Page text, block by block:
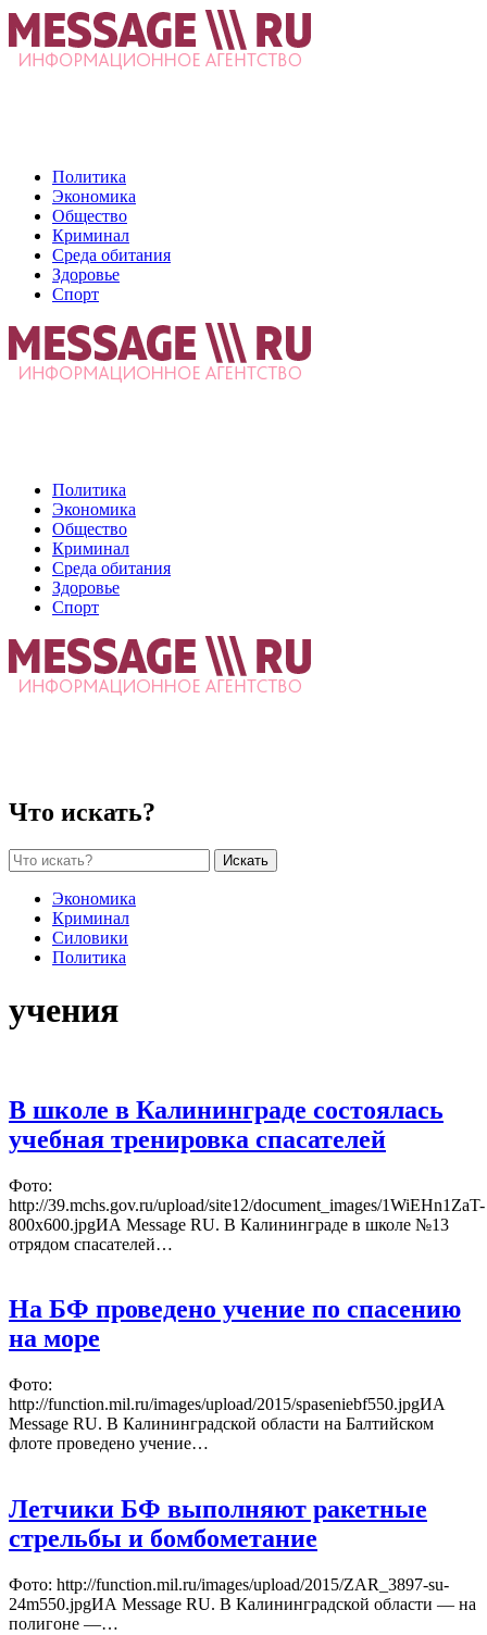
Политика
Экономика
Общество
Криминал
Среда обитания
Здоровье
Спорт
Политика
Экономика
Общество
Криминал
Среда обитания
Здоровье
Спорт
Что искать?
Искать
Экономика
Криминал
Силовики
Политика
учения
В школе в Калининграде состоялась
учебная тренировка спасателей
Фото:
http://39.mchs.gov.ru/upload/site12/document_images/1WiEHn1ZaT-
800x600.jpgИА Message RU. В Калининграде в школе №13
отрядом спасателей…
На БФ проведено учение по спасению
на море
Фото:
http://function.mil.ru/images/upload/2015/spaseniebf550.jpgИА
Message RU. В Калининградской области на Балтийском
флоте проведено учение…
Летчики БФ выполняют ракетные
стрельбы и бомбометание
Фото: http://function.mil.ru/images/upload/2015/ZAR_3897-su-
24m550.jpgИА Message RU. В Калининградской области — на
полигоне —…